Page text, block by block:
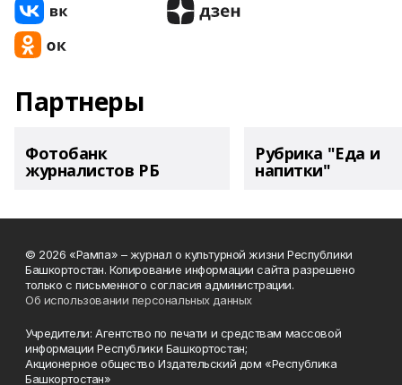
Партнеры
Фотобанк
журналистов РБ
Рубрика "Еда и
напитки"
© 2026 «Рампа» – журнал о культурной жизни Республики
Башкортостан. Копирование информации сайта разрешено
только с письменного согласия администрации.
Об использовании персональных данных
Учредители: Агентство по печати и средствам массовой
информации Республики Башкортостан;
Акционерное общество Издательский дом «Республика
Башкортостан»